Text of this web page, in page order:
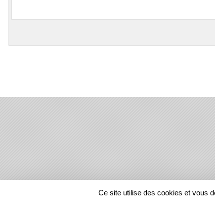
REGIONS
Ce site utilise des cookies et vous